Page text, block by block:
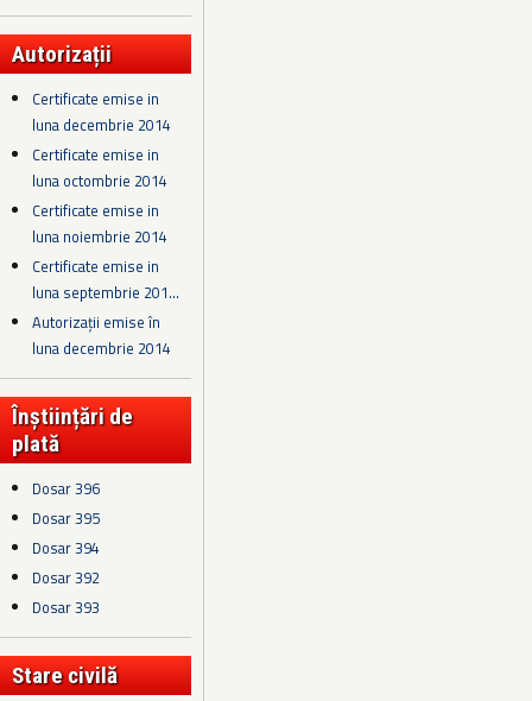
Autorizații
Certificate emise in
luna decembrie 2014
Certificate emise in
luna octombrie 2014
Certificate emise in
luna noiembrie 2014
Certificate emise in
luna septembrie 201...
Autorizații emise în
luna decembrie 2014
Înștiințări de
plată
Dosar 396
Dosar 395
Dosar 394
Dosar 392
Dosar 393
Stare civilă